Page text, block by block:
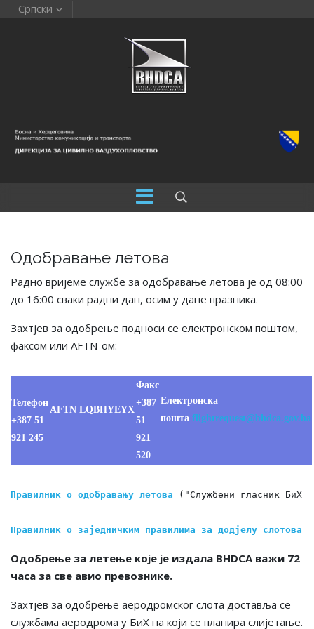
Српски
Одобравање летова
Радно вријеме службе за одобравање летова је од 08:00
до 16:00 сваки радни дан, осим у дане празника.
Захтјев за одобрење подноси се електронском поштом,
факсом или AFTN-ом:
Телефон
+387 51
921 245
AFTN LQBHYEYX
Факс
+387
51
921
520
Електронска
пошта flightrequest@bhdca.gov.ba
Правилник о одобравању летова ("Службени гласник
Правилник о заједничким правилима за додјелу слотова
Одобрење за летење које је издала BHDCA важи 72
часа за све авио превознике.
Захтјев за одобрење аеродромског слота доставља се
службама аеродрома у БиХ на који се планира слијетање.